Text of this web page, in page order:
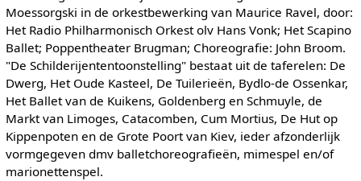
Moessorgski in de orkestbewerking van Maurice Ravel, door:
Het Radio Philharmonisch Orkest olv Hans Vonk; Het Scapino
Ballet; Poppentheater Brugman; Choreografie: John Broom.
"De Schilderijententoonstelling" bestaat uit de taferelen: De
Dwerg, Het Oude Kasteel, De Tuilerieën, Bydlo-de Ossenkar,
Het Ballet van de Kuikens, Goldenberg en Schmuyle, de
Markt van Limoges, Catacomben, Cum Mortius, De Hut op
Kippenpoten en de Grote Poort van Kiev, ieder afzonderlijk
vormgegeven dmv balletchoreografieën, mimespel en/of
marionettenspel.